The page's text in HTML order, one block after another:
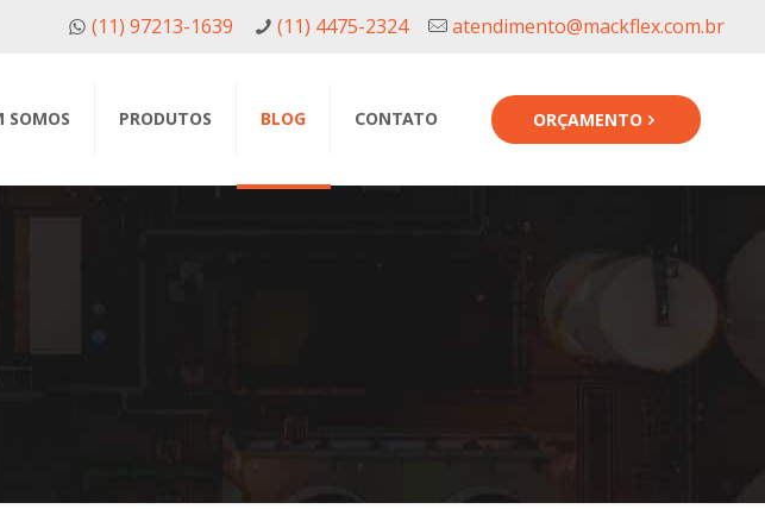
(11) 97213-1639 (11) 4475-2324 atendimento@mackflex.com.br
SOMOS PRODUTOS BLOG CONTATO ORÇAMENTO